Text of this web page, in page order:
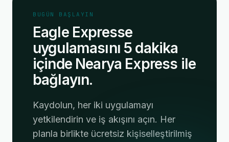
BUGÜN BAŞLAYIN
Eagle Expresse
uygulamasını 5 dakika
içinde Nearya Express ile
bağlayın.
Kaydolun, her iki uygulamayı
yetkilendirin ve iş akışını açın. Her
planla birlikte ücretsiz kişiselleştirilmiş